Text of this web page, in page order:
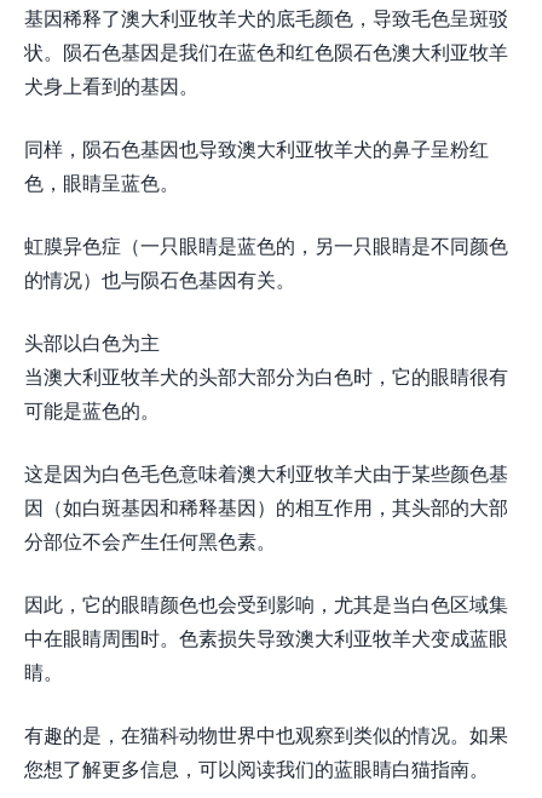
基因稀释了澳大利亚牧羊犬的底毛颜色，导致毛色呈斑驳
状。陨石色基因是我们在蓝色和红色陨石色澳大利亚牧羊
犬身上看到的基因。
同样，陨石色基因也导致澳大利亚牧羊犬的鼻子呈粉红
色，眼睛呈蓝色。
虹膜异色症（一只眼睛是蓝色的，另一只眼睛是不同颜色
的情况）也与陨石色基因有关。
头部以白色为主
当澳大利亚牧羊犬的头部大部分为白色时，它的眼睛很有
可能是蓝色的。
这是因为白色毛色意味着澳大利亚牧羊犬由于某些颜色基
因（如​​白斑基因和稀释基因）的相互作用，其头部的大部
分部位不会产生任何黑色素。
因此，它的眼睛颜色也会受到影响，尤其是当白色区域集
中在眼睛周围时。色素损失导致澳大利亚牧羊犬变成蓝眼
睛。
有趣的是，在猫科动物世界中也观察到类似的情况。如果
您想了解更多信息，可以阅读我们的蓝眼睛白猫指南。